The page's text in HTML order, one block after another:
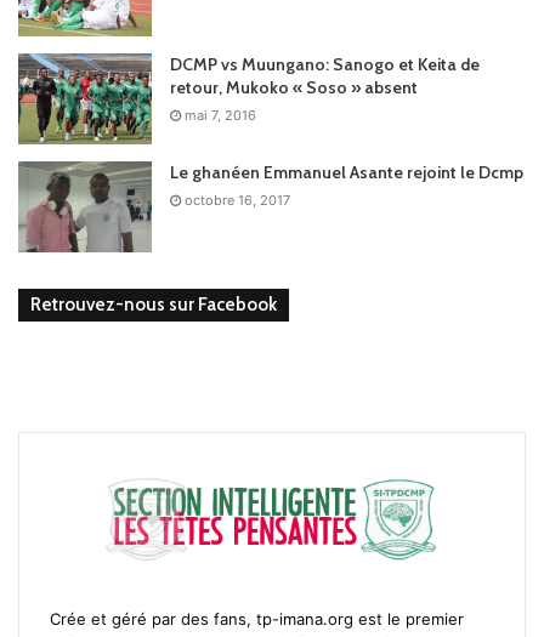
DCMP vs Muungano: Sanogo et Keita de
retour, Mukoko « Soso » absent
mai 7, 2016
Le ghanéen Emmanuel Asante rejoint le Dcmp
octobre 16, 2017
Retrouvez-nous sur Facebook
Crée et géré par des fans, tp-imana.org est le premier